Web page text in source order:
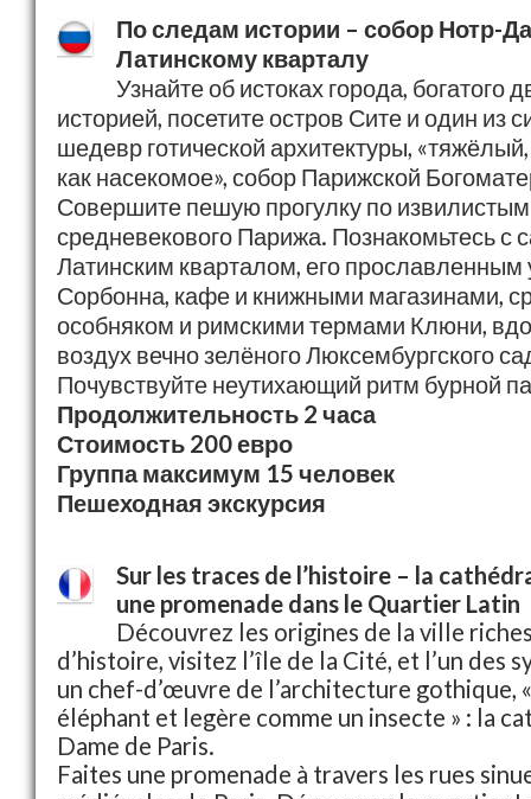
По следам истории – собор Нотр-
Латинскому кварталу
Узнайте об истоках города, богатого
историей, посетите остров Сите и один из
шедевр готической архитектуры, «тяжёлый,
как насекомое», собор Парижской
Совершите пешую прогулку по
средневекового Парижа. Познакомьтесь с
Латинским кварталом, его прославленным
Сорбонна, кафе и книжными магазинами,
особняком и римскими термами Клюни,
воздух вечно зелёного Люксембургского
Почувствуйте неутихающий ритм бурной
Продолжительность 2 часа
Стоимость 200 евро
Группа максимум 15 человек
Пешеходная экскурсия
Sur les traces de l’histoire – la
une promenade dans le Quartier Latin
Découvrez les origines de la ville
d’histoire, visitez l’île de la Cité, et l’un des
un chef-d’œuvre de l’architecture gothique,
éléphant et legère comme un insecte » : la
Dame de Paris.
Faites une promenade à travers les rues